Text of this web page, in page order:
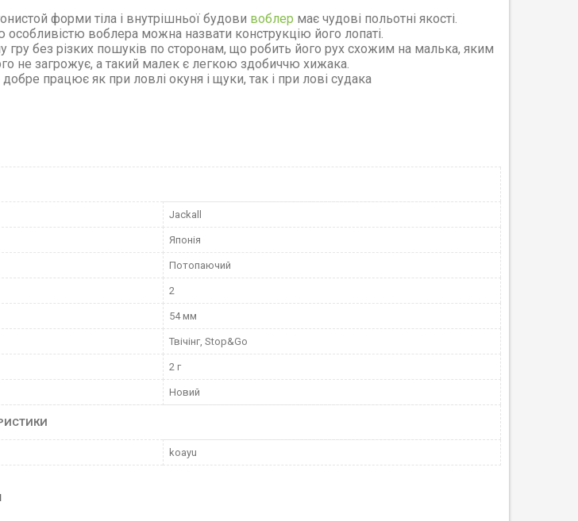
форми тіла і внутрішньої будови воблер має чудові польотні якості.
особливістю воблера можна назвати конструкцію його лопаті.
гру без різких пошуків по сторонам, що робить його рух схожим на малька, яким
не загрожує, а такий малек є легкою здобиччю хижака.
працює як при ловлі окуня і щуки, так і при лові судака
Jackall
Японія
Потопаючий
2
54 мм
Твічінг, Stop&Go
2 г
Новий
koayu